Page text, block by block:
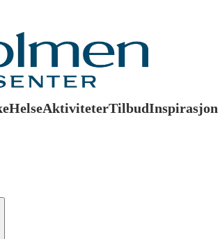
HelseAktiviteterTilbudInspirasjon